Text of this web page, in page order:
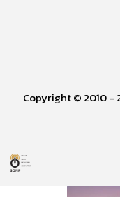
Copyright © 2010 -